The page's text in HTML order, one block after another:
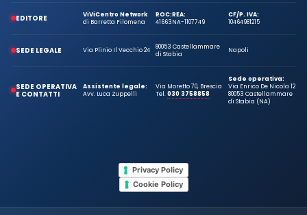
EDITORE
ViViCentro Network
di Barretta Filomena
ROC:
41663
REA:
NA-1107749
CF/P. IVA:
10464981215
SEDE LEGALE Via Plinio Il Vecchio 24
80053 Castellammare
di Stabia
Napoli
SEDE OPERATIVA
E CONTATTI
Assistente legale:
Avv. Luca Zuppelli
Via Moretto 70, Brescia
Tel.030 3758858
Sede operativa:
Via Enrico De Nicola 12
80053 Castellammare
di Stabia (NA)
Privacy Policy
Cookie Policy